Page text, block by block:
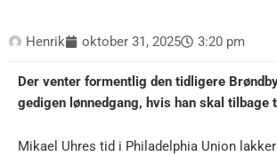
Henrik oktober 31, 2025 3:20 pm
Der venter formentlig den tidligere
gedigen lønnedgang, hvis han skal tilbage
Mikael Uhres tid i Philadelphia Union